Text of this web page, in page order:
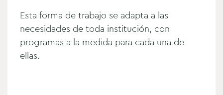
Esta forma de trabajo se adapta a las
necesidades de toda institución, con
programas a la medida para cada una de
ellas.